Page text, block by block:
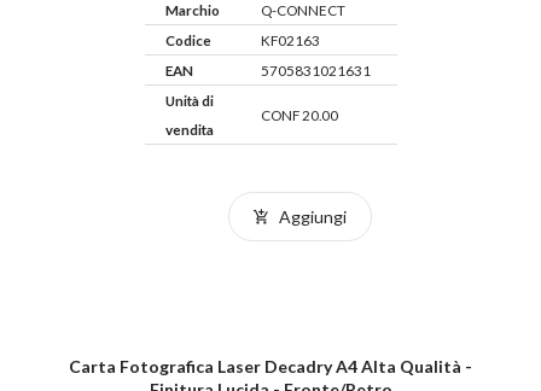
Marchio
Q-CONNECT
Codice
KF02163
EAN
5705831021631
Unità di
vendita
CONF 20.00
Aggiungi
Carta Fotografica Laser Decadry A4 Alta Qualità -